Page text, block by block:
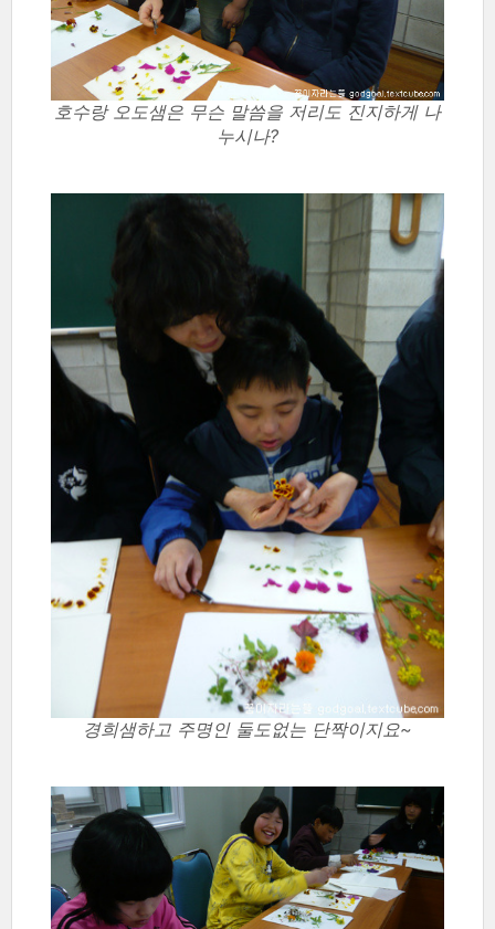
호수랑 오도샘은 무슨 말씀을 저리도 진지하게 나
누시나?
경희샘하고 주명인 둘도없는 단짝이지요~